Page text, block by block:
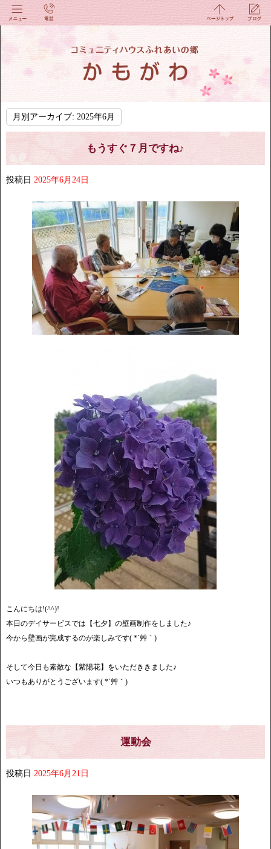
月別アーカイブ: 2025年6月
もうすぐ７月ですね♪
投稿日 2025年6月24日
こんにちは!(^^)!
本日のデイサービスでは【七夕】の壁画制作をしました♪
今から壁画が完成するのが楽しみです( *´艸｀)
そして今日も素敵な【紫陽花】をいただききました♪
いつもありがとうございます( *´艸｀)
運動会
投稿日 2025年6月21日